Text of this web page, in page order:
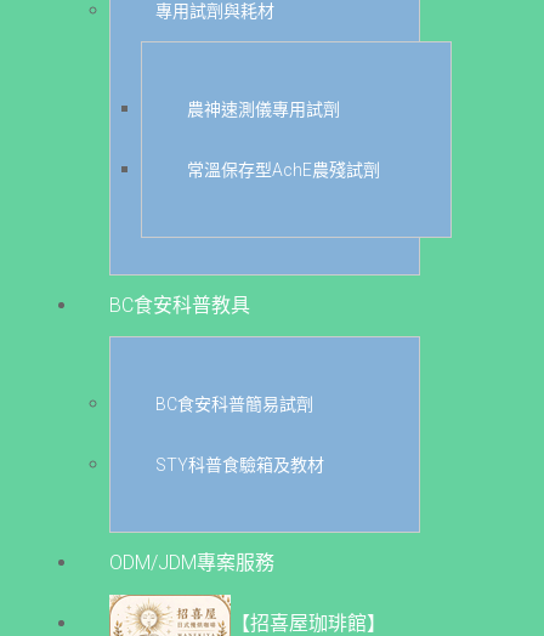
專用試劑與耗材
農神速測儀專用試劑
常溫保存型AchE農殘試劑
BC食安科普教具
BC食安科普簡易試劑
STY科普食驗箱及教材
ODM/JDM專案服務
【招喜屋珈琲館】